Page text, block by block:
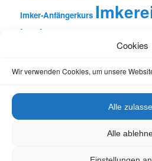
Cookies
Wir verwenden Cookies, um unsere
Alle
Alle
Imker-Anfängerkurs
Insekten
Natur
Vortrag Wachs